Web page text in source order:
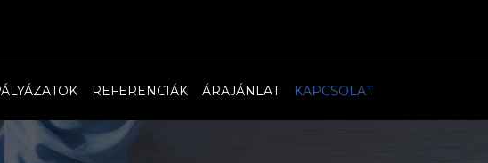
REFERENCIÁK ÁRAJÁNLAT KAPCSOLAT